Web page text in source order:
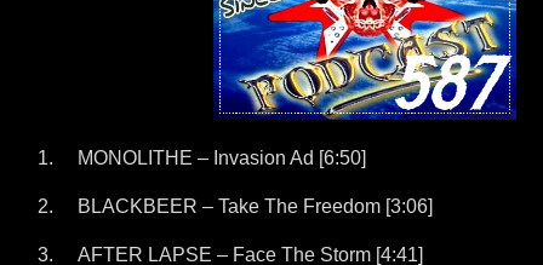
MONOLITHE – Invasion Ad [6:50]
BLACKBEER – Take The Freedom [3:06]
AFTER LAPSE – Face The Storm [4:41]